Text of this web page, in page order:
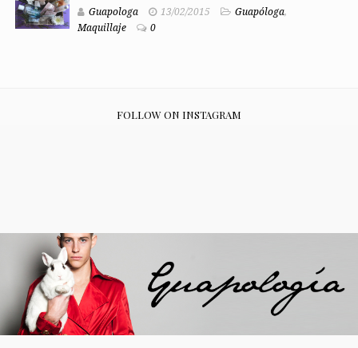
Guapologa 13/02/2015 Guapóloga,
Maquillaje
0
FOLLOW ON INSTAGRAM